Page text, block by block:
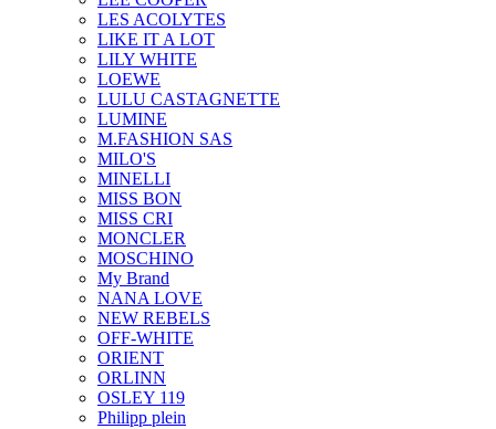
LES ACOLYTES
LIKE IT A LOT
LILY WHITE
LOEWE
LULU CASTAGNETTE
LUMINE
M.FASHION SAS
MILO'S
MINELLI
MISS BON
MISS CRI
MONCLER
MOSCHINO
My Brand
NANA LOVE
NEW REBELS
OFF-WHITE
ORIENT
ORLINN
OSLEY 119
Philipp plein